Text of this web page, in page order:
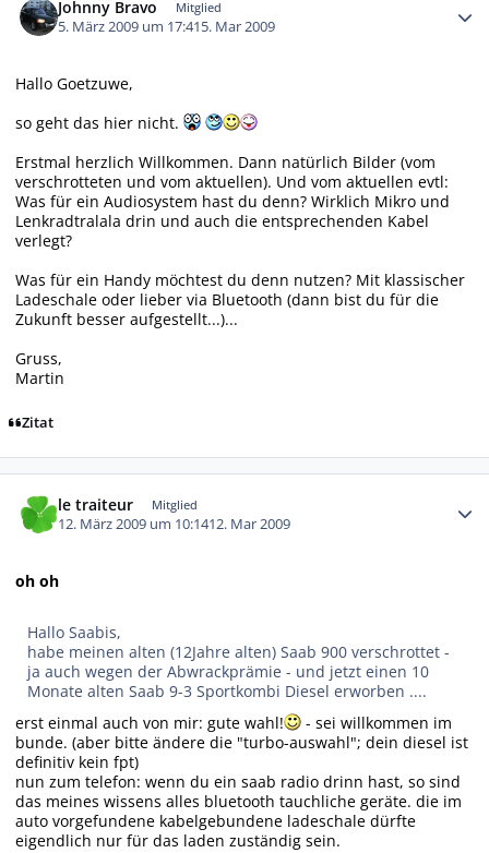
Johnny Bravo Mitglied
5. März 2009 um 17:415. Mar 2009
Hallo Goetzuwe,
so geht das hier nicht.
Erstmal herzlich Willkommen. Dann natürlich Bilder (vom
verschrotteten und vom aktuellen). Und vom aktuellen evtl:
Was für ein Audiosystem hast du denn? Wirklich Mikro und
Lenkradtralala drin und auch die entsprechenden Kabel
verlegt?
Was für ein Handy möchtest du denn nutzen? Mit klassischer
Ladeschale oder lieber via Bluetooth (dann bist du für die
Zukunft besser aufgestellt...)...
Gruss,
Martin
Zitat
le traiteur Mitglied
12. März 2009 um 10:1412. Mar 2009
oh oh
Hallo Saabis,
habe meinen alten (12Jahre alten) Saab 900 verschrottet -
ja auch wegen der Abwrackprämie - und jetzt einen 10
Monate alten Saab 9-3 Sportkombi Diesel erworben ....
erst einmal auch von mir: gute wahl!
- sei willkommen im
bunde. (aber bitte ändere die "turbo-auswahl"; dein diesel ist
definitiv kein fpt)
nun zum telefon: wenn du ein saab radio drinn hast, so sind
das meines wissens alles bluetooth tauchliche geräte. die im
auto vorgefundene kabelgebundene ladeschale dürfte
eigendlich nur für das laden zuständig sein.